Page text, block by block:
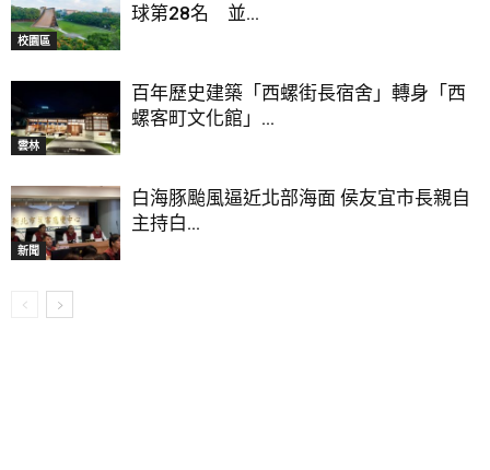
校園區
球第28名 並...
雲林
百年歷史建築「西螺街長宿舍」轉身「西
螺客町文化館」...
新聞
白海豚颱風逼近北部海面 侯友宜市長親自
主持白...